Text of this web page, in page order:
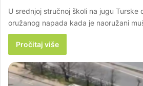
U srednjoj stručnoj školi na jugu Turske
oružanog napada kada je naoružani
Pročitaj više